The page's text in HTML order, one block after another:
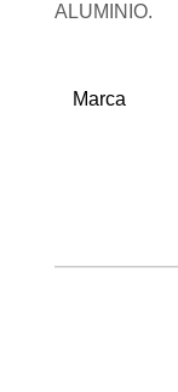
ALUMINIO.
Marca